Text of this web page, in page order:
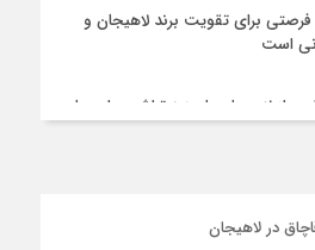
برای تقویت برند لاهیجان و
است
از لاهیجان یا هزینه‌تراشی برای چای
در لاهیجان